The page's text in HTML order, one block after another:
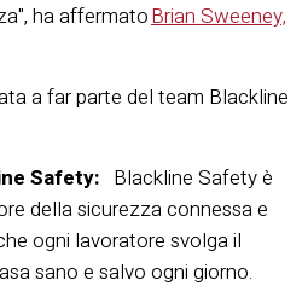
ha affermatoBrian Sweeney,
a far parte del team Blackline
Safety: Blackline Safety è
della sicurezza connessa e
ogni lavoratore svolga il
sano e salvo ogni giorno.